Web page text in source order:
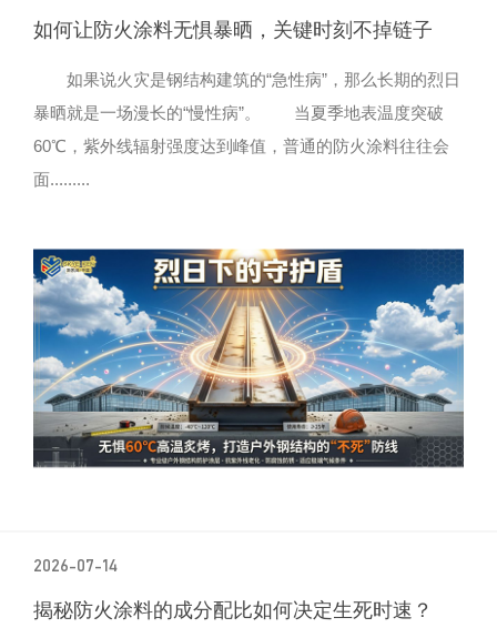
如何让防火涂料无惧暴晒，关键时刻不掉链子
如果说火灾是钢结构建筑的“急性病”，那么长期的烈日
暴晒就是一场漫长的“慢性病”。 当夏季地表温度突破
60℃，紫外线辐射强度达到峰值，普通的防火涂料往往会
面.........
2026-07-14
揭秘防火涂料的成分配比如何决定生死时速？